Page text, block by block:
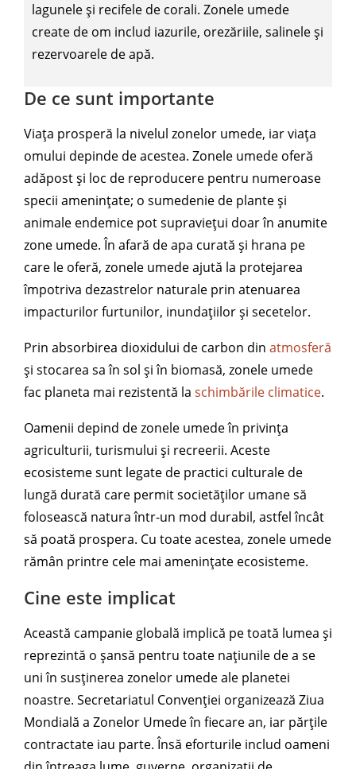
lagunele și recifele de corali. Zonele umede
create de om includ iazurile, orezăriile, salinele și
rezervoarele de apă.
De ce sunt importante
Viața prosperă la nivelul zonelor umede, iar viața
omului depinde de acestea. Zonele umede oferă
adăpost și loc de reproducere pentru numeroase
specii amenințate; o sumedenie de plante și
animale endemice pot supraviețui doar în anumite
zone umede. În afară de apa curată și hrana pe
care le oferă, zonele umede ajută la protejarea
împotriva dezastrelor naturale prin atenuarea
impacturilor furtunilor, inundațiilor și secetelor.
Prin absorbirea dioxidului de carbon din atmosferă
și stocarea sa în sol și în biomasă, zonele umede
fac planeta mai rezistentă la schimbările climatice.
Oamenii depind de zonele umede în privința
agriculturii, turismului și recreerii. Aceste
ecosisteme sunt legate de practici culturale de
lungă durată care permit societăților umane să
folosească natura într-un mod durabil, astfel încât
să poată prospera. Cu toate acestea, zonele umede
rămân printre cele mai amenințate ecosisteme.
Cine este implicat
Această campanie globală implică pe toată lumea și
reprezintă o șansă pentru toate națiunile de a se
uni în susținerea zonelor umede ale planetei
noastre. Secretariatul Convenției organizează Ziua
Mondială a Zonelor Umede în fiecare an, iar părțile
contractate iau parte. Însă eforturile includ oameni